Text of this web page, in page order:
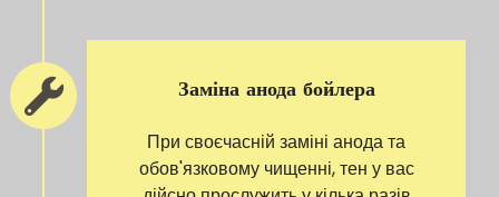
Заміна анода бойлера
При своєчасній заміні анода та
обов'язковому чищенні, тен у вас